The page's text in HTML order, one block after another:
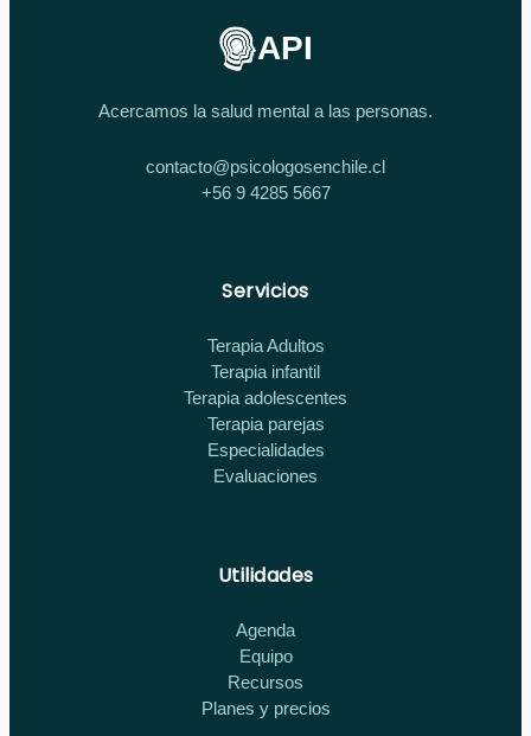
API
Acercamos la salud mental a las personas.
contacto@psicologosenchile.cl
+56 9 4285 5667
Servicios
Terapia Adultos
Terapia infantil
Terapia adolescentes
Terapia parejas
Especialidades
Evaluaciones
Utilidades
Agenda
Equipo
Recursos
Planes y precios